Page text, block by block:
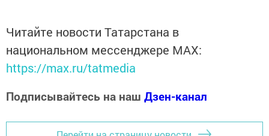
Читайте новости Татарстана в
национальном мессенджере MАХ:
https://max.ru/tatmedia
Подписывайтесь на наш Дзен-канал